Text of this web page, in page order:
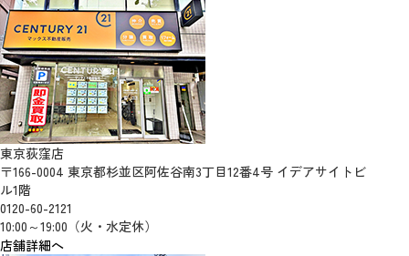
東京荻窪店
〒166-0004 東京都杉並区阿佐谷南3丁目12番4号 イデアサイトビ
ル1階
0120-60-2121
10:00～19:00（火・水定休）
店舗詳細へ